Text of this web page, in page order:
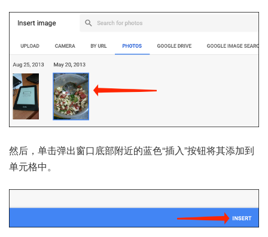
然后，单击弹出窗口底部附近的蓝色“插入”按钮将其添加到
单元格中。